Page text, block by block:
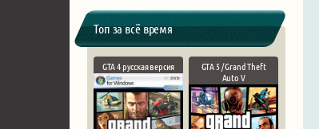
Топ за всё время
GTA 4 русская версия
GTA 5 / Grand Theft
Auto V